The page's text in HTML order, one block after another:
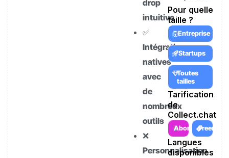
drop
intuitive
✅
Intégrations
natives
avec
de
nombreux
outils
❌
Personnalisation
Pour quelle
taille ?
Entreprise
Startups
Toutes
tailles
Tarification
de
Collect.chat
AbonnementFreemium
Langues
disponibles